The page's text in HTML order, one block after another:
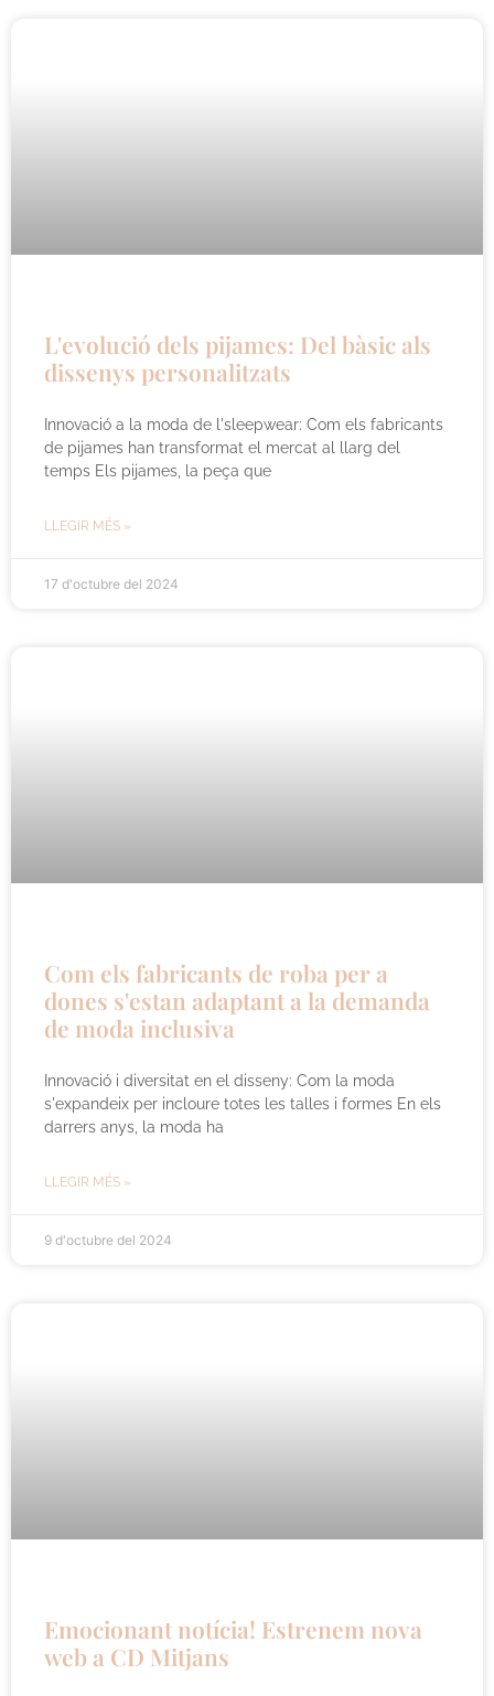
L'evolució dels pijames: Del bàsic als
dissenys personalitzats
Innovació a la moda de l'sleepwear: Com els fabricants
de pijames han transformat el mercat al llarg del
temps Els pijames, la peça que
LLEGIR MÉS »
17 d'octubre del 2024
Com els fabricants de roba per a
dones s'estan adaptant a la demanda
de moda inclusiva
Innovació i diversitat en el disseny: Com la moda
s'expandeix per incloure totes les talles i formes En els
darrers anys, la moda ha
LLEGIR MÉS »
9 d'octubre del 2024
Emocionant notícia! Estrenem nova
web a CD Mitjans